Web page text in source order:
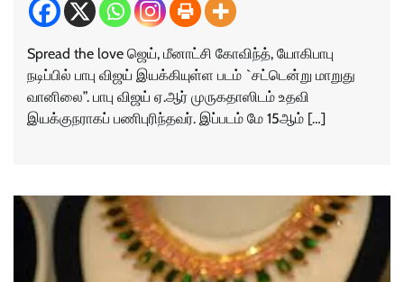
Spread the love ஜெய், மீனாட்சி கோவிந்த், யோகிபாபு
நடிப்பில் பாபு விஜய் இயக்கியுள்ள படம் `சட்டென்று மாறுது
வானிலை”. பாபு விஜய் ஏ.ஆர் முருகதாஸிடம் உதவி
இயக்குநராகப் பணிபுரிந்தவர். இப்படம் மே 15ஆம் […]